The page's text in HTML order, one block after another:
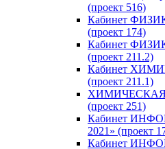
(проект 516)
Кабинет
(проект 174)
Кабинет
(проект 211.2)
Кабинет
(проект 211.1)
ХИМИЧЕСКАЯ
(проект 251)
Кабинет
2021» (проект
Кабинет